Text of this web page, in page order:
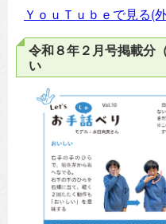
ＹｏｕＴｕｂｅで見る(
令和８年２月号掲載
い